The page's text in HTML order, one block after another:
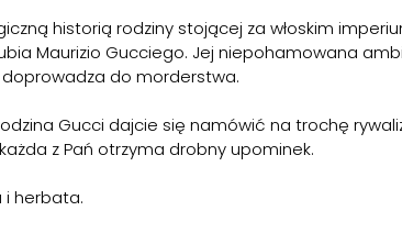
historią rodziny stojącej za włoskim
Maurizio Gucciego. Jej niepohamowana
do morderstwa.
Gucci dajcie się namówić na trochę
z Pań otrzyma drobny upominek.
i herbata.